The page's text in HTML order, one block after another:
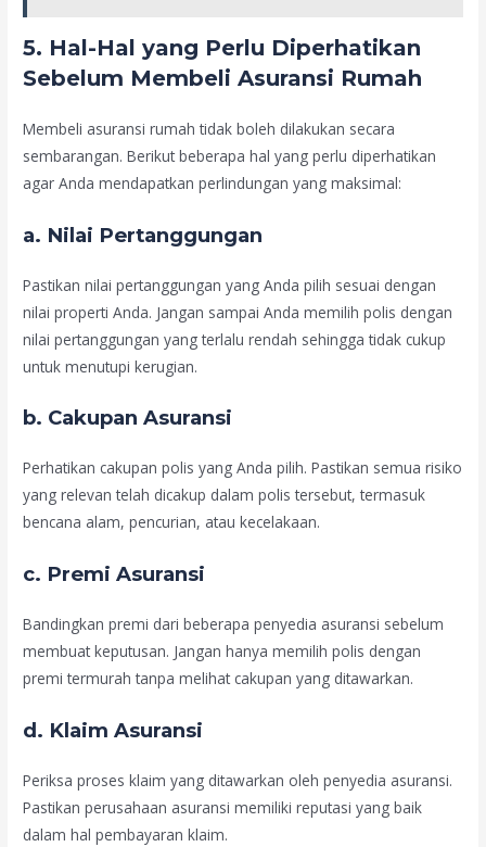
5. Hal-Hal yang Perlu Diperhatikan
Sebelum Membeli Asuransi Rumah
Membeli asuransi rumah tidak boleh dilakukan secara
sembarangan. Berikut beberapa hal yang perlu diperhatikan
agar Anda mendapatkan perlindungan yang maksimal:
a. Nilai Pertanggungan
Pastikan nilai pertanggungan yang Anda pilih sesuai dengan
nilai properti Anda. Jangan sampai Anda memilih polis dengan
nilai pertanggungan yang terlalu rendah sehingga tidak cukup
untuk menutupi kerugian.
b. Cakupan Asuransi
Perhatikan cakupan polis yang Anda pilih. Pastikan semua risiko
yang relevan telah dicakup dalam polis tersebut, termasuk
bencana alam, pencurian, atau kecelakaan.
c. Premi Asuransi
Bandingkan premi dari beberapa penyedia asuransi sebelum
membuat keputusan. Jangan hanya memilih polis dengan
premi termurah tanpa melihat cakupan yang ditawarkan.
d. Klaim Asuransi
Periksa proses klaim yang ditawarkan oleh penyedia asuransi.
Pastikan perusahaan asuransi memiliki reputasi yang baik
dalam hal pembayaran klaim.